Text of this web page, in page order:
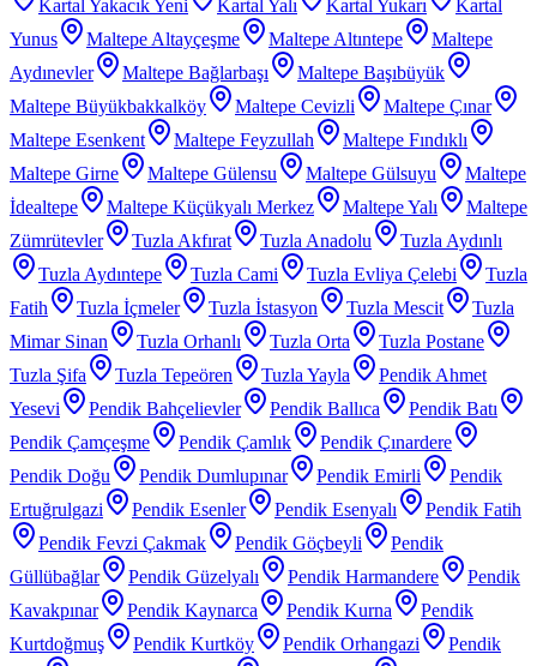
Kartal Yakacık Yeni
Kartal Yalı Kartal Yukarı
Kartal
Yunus
Maltepe Altayçeşme Maltepe Altıntepe
Maltepe
Aydınevler
Maltepe Bağlarbaşı
Maltepe Başıbüyük
Maltepe Büyükbakkalköy
Maltepe Cevizli
Maltepe Çınar
Maltepe Esenkent
Maltepe Feyzullah
Maltepe Fındıklı
Maltepe Girne
Maltepe Gülensu Maltepe Gülsuyu
Maltepe
İdealtepe
Maltepe Küçükyalı Merkez Maltepe Yalı
Maltepe
Zümrütevler
Tuzla Akfırat Tuzla Anadolu
Tuzla Aydınlı
Tuzla Aydıntepe
Tuzla Cami Tuzla Evliya Çelebi
Tuzla
Fatih
Tuzla İçmeler Tuzla İstasyon Tuzla Mescit
Tuzla
Mimar Sinan
Tuzla Orhanlı Tuzla Orta
Tuzla Postane
Tuzla Şifa
Tuzla Tepeören Tuzla Yayla
Pendik Ahmet
Yesevi
Pendik Bahçelievler Pendik Ballıca
Pendik Batı
Pendik Çamçeşme
Pendik Çamlık
Pendik Çınardere
Pendik Doğu
Pendik Dumlupınar Pendik Emirli
Pendik
Ertuğrulgazi
Pendik Esenler Pendik Esenyalı
Pendik Fatih
Pendik Fevzi Çakmak
Pendik Göçbeyli
Pendik
Güllübağlar
Pendik Güzelyalı Pendik Harmandere
Pendik
Kavakpınar
Pendik Kaynarca Pendik Kurna
Pendik
Kurtdoğmuş
Pendik Kurtköy Pendik Orhangazi
Pendik